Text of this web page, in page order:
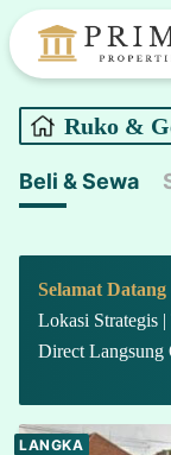
Skip
to
content
Ruko &
Beli & Sewa
Selamat
Lokasi Strategis
Direct Langsung
LANGKA